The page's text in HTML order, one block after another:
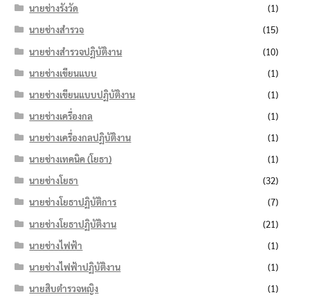
นายช่างรังวัด
(1)
นายช่างสำรวจ
(15)
นายช่างสำรวจปฏิบัติงาน
(10)
นายช่างเขียนแบบ
(1)
นายช่างเขียนแบบปฏิบัติงาน
(1)
นายช่างเครื่องกล
(1)
นายช่างเครื่องกลปฏิบัติงาน
(1)
นายช่างเทคนิค (โยธา)
(1)
นายช่างโยธา
(32)
นายช่างโยธาปฏิบัติการ
(7)
นายช่างโยธาปฏิบัติงาน
(21)
นายช่างไฟฟ้า
(1)
นายช่างไฟฟ้าปฏิบัติงาน
(1)
นายสิบตำรวจหญิง
(1)